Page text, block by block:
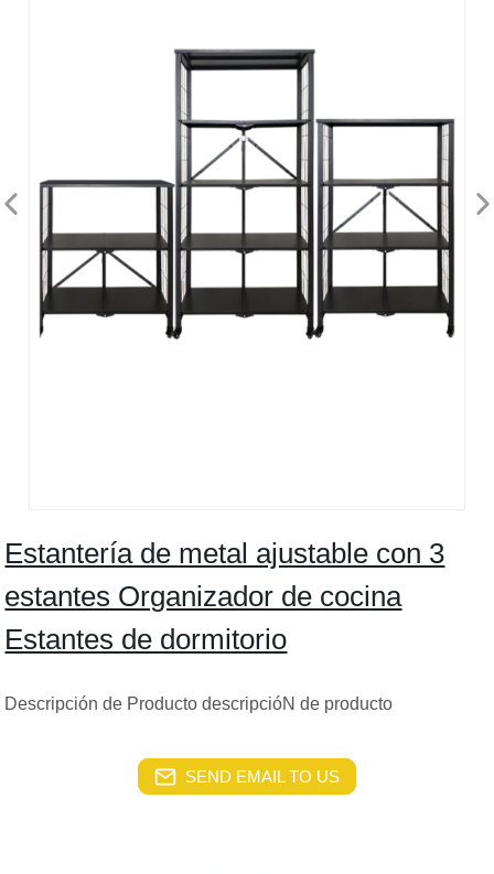
Estantería de metal ajustable con 3
estantes Organizador de cocina
Estantes de dormitorio
Descripción de Producto descripcióN de producto
SEND EMAIL TO US